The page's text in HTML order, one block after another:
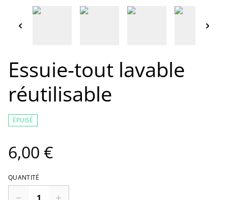
Essuie-tout lavable
réutilisable
ÉPUISÉ
6,00 €
QUANTITÉ